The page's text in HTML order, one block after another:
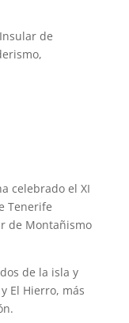
de
,
celebrado el XI
Tenerife
de Montañismo
de la isla y
El Hierro, más